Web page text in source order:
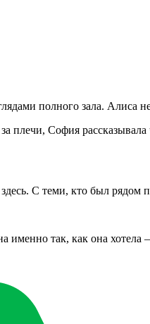
полного зала.
плечи, София
С теми, кто был рядом
так, как она